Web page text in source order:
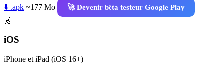
⬇️ .apk ~177 Mo
🚀 Devenir bêta testeur Google Play
🍏
iOS
iPhone et iPad (iOS 16+)